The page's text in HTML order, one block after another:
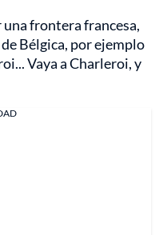
una frontera francesa,
Bélgica, por ejemplo
Vaya a Charleroi, y